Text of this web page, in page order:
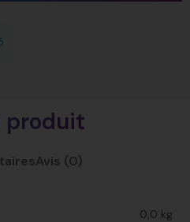
produit
Avis (0)
0,0 kg